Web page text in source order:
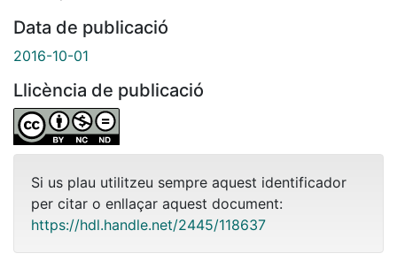
Data de publicació
2016-10-01
Llicència de publicació
Si us plau utilitzeu sempre aquest identificador
per citar o enllaçar aquest document:
https://hdl.handle.net/2445/118637